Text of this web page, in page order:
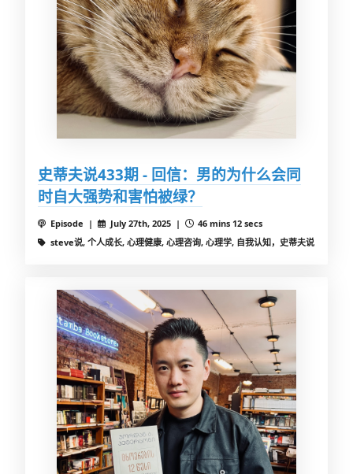
史蒂夫说433期 - 回信：男的为什么会同
时自大强势和害怕被绿？
Episode | July 27th, 2025 |
46 mins 12 secs
steve说, 个人成长, 心理健康, 心理咨询, 心理学, 自我认知，史蒂夫说